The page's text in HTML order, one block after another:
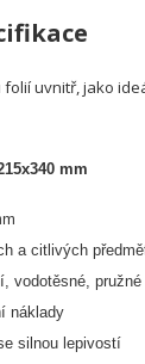
uvnitř, jako
mm
a citlivých
vodotěsné,
náklady
silnou lepivostí